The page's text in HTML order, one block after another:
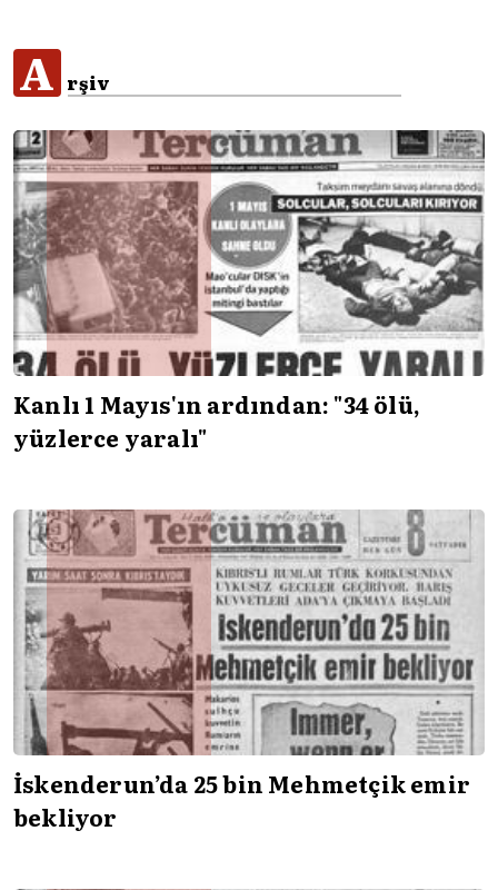
A rşiv
Kanlı 1 Mayıs'ın ardından: "34 ölü,
yüzlerce yaralı"
İskenderun’da 25 bin Mehmetçik emir
bekliyor